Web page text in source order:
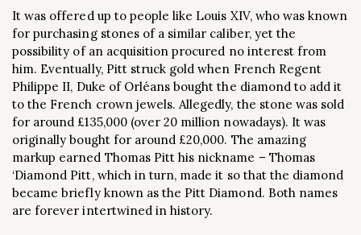
It was offered up to people like Louis XIV, who was known
for purchasing stones of a similar caliber, yet the
possibility of an acquisition procured no interest from
him. Eventually, Pitt struck gold when French Regent
Philippe II, Duke of Orléans bought the diamond to add it
to the French crown jewels. Allegedly, the stone was sold
for around £135,000 (over 20 million nowadays). It was
originally bought for around £20,000. The amazing
markup earned Thomas Pitt his nickname – Thomas
‘Diamond Pitt, which in turn, made it so that the diamond
became briefly known as the Pitt Diamond. Both names
are forever intertwined in history.